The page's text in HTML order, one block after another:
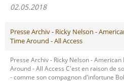
02.05.2018
Presse Archiv - Ricky Nelson -
Time Around - All Access
Presse Archiv - Ricky Nelson -
Around - All Access C'est en raison de
- comme son compagnon d'infortune